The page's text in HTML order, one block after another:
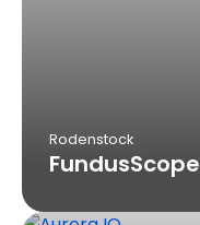
Rodenstock
FundusScope